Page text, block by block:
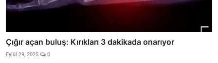
Çığır açan buluş: Kırıkları 3 dakikada onarıyor
Eylül 29, 2025 0